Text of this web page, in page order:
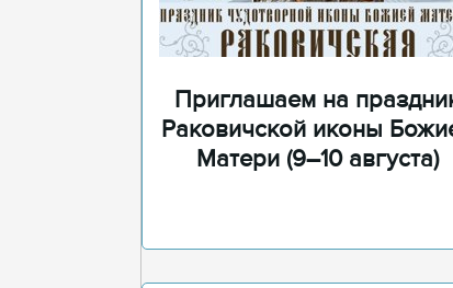
Приглашаем на
Раковичской иконы
Матери (9–10 августа)